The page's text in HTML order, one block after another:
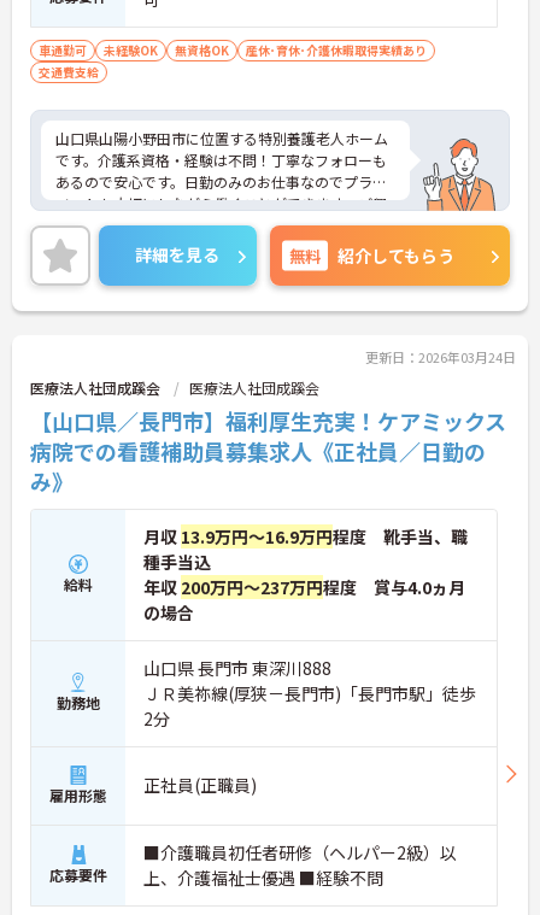
車通勤可 未経験OK 無資格OK
産休･育休･介護休暇取得実績あり
交通費支給
山口県山陽小野田市に位置する特別養護老人ホーム
です。介護系資格・経験は不問！丁寧なフォローも
あるので安心です。日勤のみのお仕事なのでプライ
ベートも大切にしながら働くことができます。ご興
味をお持ちの方はお気軽にお問い合わせください。
詳細を見る 無料 紹介してもらう
更新日：2026年03月24日
医療法人社団成蹊会 医療法人社団成蹊会
【山口県／長門市】福利厚生充実！ケアミックス
病院での看護補助員募集求人《正社員／日勤の
み》
給料
月収 13.9万円～16.9万円程度 靴手当、職
種手当込
年収 200万円～237万円程度 賞与4.0ヵ月
の場合
勤務地
山口県 長門市 東深川888
ＪＲ美祢線(厚狭－長門市)「長門市駅」徒歩
2分
雇用形態 正社員(正職員)
応募要件
■介護職員初任者研修（ヘルパー2級）以
上、介護福祉士優遇 ■経験不問